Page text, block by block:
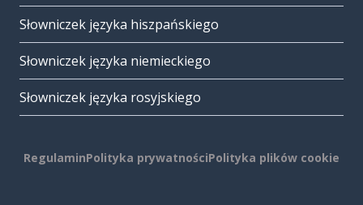
Słowniczek języka hiszpańskiego
Słowniczek języka niemieckiego
Słowniczek języka rosyjskiego
RegulaminPolityka prywatnościPolityka plików cookie